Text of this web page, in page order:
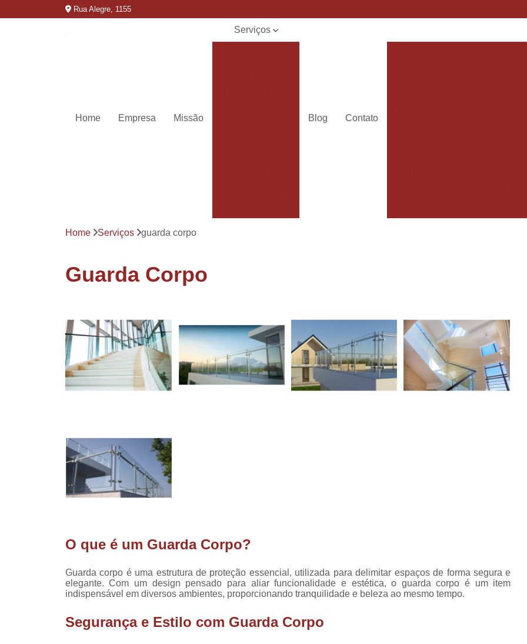
Rua Alegre, 1155
Home Empresa Missão
Serviços
Espelhos
Espelhos em
geral
Estruturas de
alumínio
sacadas e
fachadas
Fechamentos de
sacadas
Fechamentos de
Blog Contato
Cobertura de Vidro
Cobertura de Vidro São
Cobertura Retrátil de
Cobertura Vidro
Cobertura
Cobertura de Vidro para Porta
Coberturas em
Cortina de Vidro
Cortina de Vidro
Cortina de Vidro para
Cortina de Vidro para
Home Serviços guarda corpo
Guarda Corpo
O que é um Guarda Corpo?
Guarda corpo é uma estrutura de proteção essencial, utilizada para delimitar espaços de forma segura e
elegante. Com um design pensado para aliar funcionalidade e estética, o guarda corpo é um item
indispensável em diversos ambientes, proporcionando tranquilidade e beleza ao mesmo tempo.
Segurança e Estilo com Guarda Corpo